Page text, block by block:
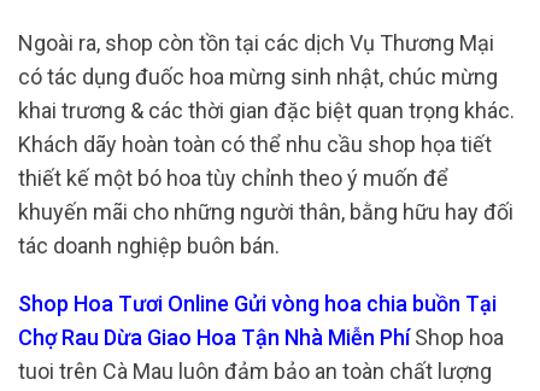
Ngoài ra, shop còn tồn tại các dịch Vụ Thương Mại
có tác dụng đuốc hoa mừng sinh nhật, chúc mừng
khai trương & các thời gian đặc biệt quan trọng khác.
Khách dãy hoàn toàn có thể nhu cầu shop họa tiết
thiết kế một bó hoa tùy chỉnh theo ý muốn để
khuyến mãi cho những người thân, bằng hữu hay đối
tác doanh nghiệp buôn bán.
Shop Hoa Tươi Online Gửi vòng hoa chia buồn Tại
Chợ Rau Dừa Giao Hoa Tận Nhà Miễn PhíShop hoa
tuoi trên Cà Mau luôn đảm bảo an toàn chất lượng